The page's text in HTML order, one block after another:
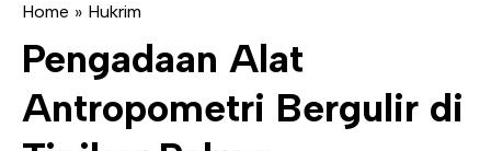
Kecewa Kapolresta Absen, APPK Mamuju
Soroti Kejanggalan Kasus Tambang Emas Ilegal
Home » Hukrim
Pengadaan Alat
Antropometri Bergulir di